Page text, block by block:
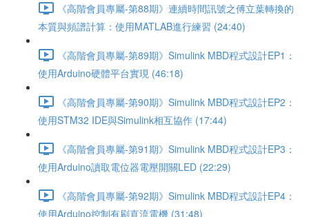
《高階會員專屬-第88期》連續時間訊號之傅立葉轉換的
本質與頻譜計算：使用MATLAB進行練習 (24:40)
《高階會員專屬-第89期》Simulink MBD程式設計EP1：
使用Arduino硬體平台實現 (46:18)
《高階會員專屬-第90期》Simulink MBD程式設計EP2：
使用STM32 IDE與Simulink相互協作 (17:44)
《高階會員專屬-第91期》Simulink MBD程式設計EP3：
使用Arduino讀取電位器電壓開關LED (22:29)
《高階會員專屬-第92期》Simulink MBD程式設計EP4：
使用Arduino控制有刷直流電機 (31:48)